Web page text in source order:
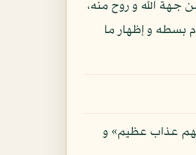
الله و روح منه،
بسطه و إظهار ما
عذاب عظيم» و